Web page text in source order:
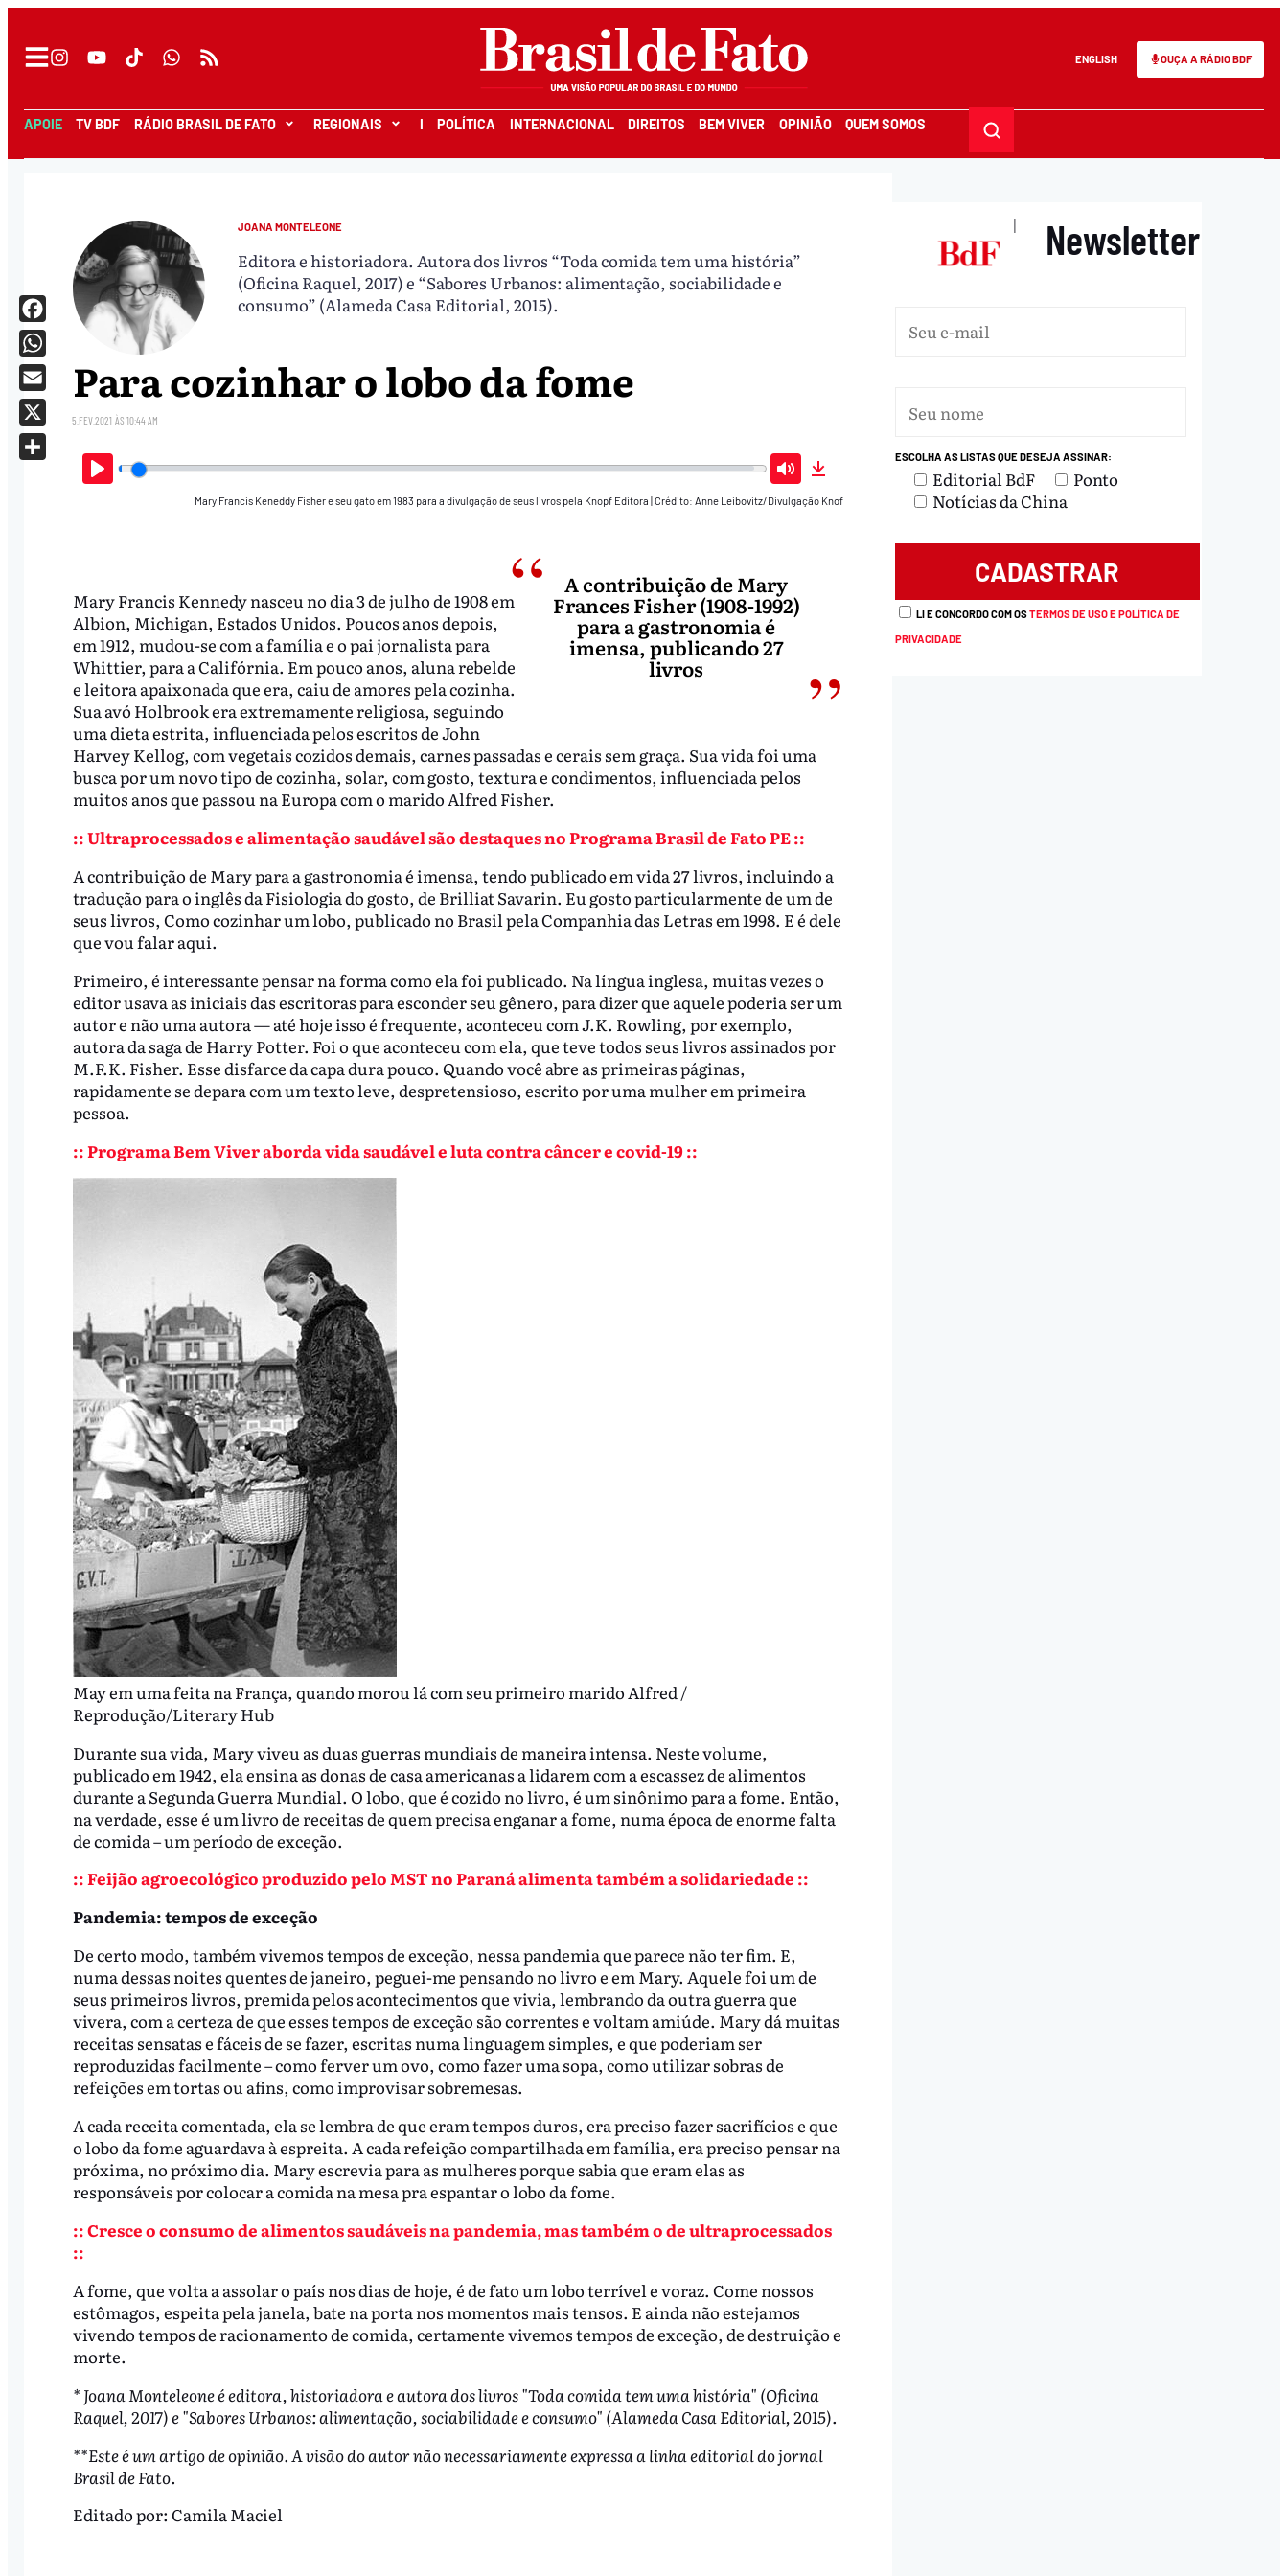
ENGLISH OUÇA A RÁDIO BDF
APOIE TV BDF RÁDIO BRASIL DE FATO REGIONAIS I POLÍTICA INTERNACIONAL DIREITOS BEM VIVER OPINIÃO QUEM SOMOS
JOANA MONTELEONE
Editora e historiadora. Autora dos livros “Toda comida tem uma história”
(Oficina Raquel, 2017) e “Sabores Urbanos: alimentação, sociabilidade e
consumo” (Alameda Casa Editorial, 2015).
Para cozinhar o lobo da fome
5.FEV.2021 ÀS 10:44 AM
Play Mute
Mary Francis Keneddy Fisher e seu gato em 1983 para a divulgação de seus livros pela Knopf Editora|Crédito: Anne Leibovitz/Divulgação Knof
A contribuição de Mary
Frances Fisher (1908-1992)
para a gastronomia é
imensa, publicando 27
livros
Mary Francis Kennedy nasceu no dia 3 de julho de 1908 em
Albion, Michigan, Estados Unidos. Poucos anos depois,
em 1912, mudou-se com a família e o pai jornalista para
Whittier, para a Califórnia. Em pouco anos, aluna rebelde
e leitora apaixonada que era, caiu de amores pela cozinha.
Sua avó Holbrook era extremamente religiosa, seguindo
uma dieta estrita, influenciada pelos escritos de John
Harvey Kellog, com vegetais cozidos demais, carnes passadas e cerais sem graça. Sua vida foi uma
busca por um novo tipo de cozinha, solar, com gosto, textura e condimentos, influenciada pelos
muitos anos que passou na Europa com o marido Alfred Fisher.
:: Ultraprocessados e alimentação saudável são destaques no Programa Brasil de Fato PE ::
A contribuição de Mary para a gastronomia é imensa, tendo publicado em vida 27 livros, incluindo a
tradução para o inglês da Fisiologia do gosto, de Brilliat Savarin. Eu gosto particularmente de um de
seus livros, Como cozinhar um lobo, publicado no Brasil pela Companhia das Letras em 1998. E é dele
que vou falar aqui.
Primeiro, é interessante pensar na forma como ela foi publicado. Na língua inglesa, muitas vezes o
editor usava as iniciais das escritoras para esconder seu gênero, para dizer que aquele poderia ser um
autor e não uma autora — até hoje isso é frequente, aconteceu com J.K. Rowling, por exemplo,
autora da saga de Harry Potter. Foi o que aconteceu com ela, que teve todos seus livros assinados por
M.F.K. Fisher. Esse disfarce da capa dura pouco. Quando você abre as primeiras páginas,
rapidamente se depara com um texto leve, despretensioso, escrito por uma mulher em primeira
pessoa.
:: Programa Bem Viver aborda vida saudável e luta contra câncer e covid-19 ::
May em uma feita na França, quando morou lá com seu primeiro marido Alfred /
Reprodução/Literary Hub
Durante sua vida, Mary viveu as duas guerras mundiais de maneira intensa. Neste volume,
publicado em 1942, ela ensina as donas de casa americanas a lidarem com a escassez de alimentos
durante a Segunda Guerra Mundial. O lobo, que é cozido no livro, é um sinônimo para a fome. Então,
na verdade, esse é um livro de receitas de quem precisa enganar a fome, numa época de enorme falta
de comida – um período de exceção.
:: Feijão agroecológico produzido pelo MST no Paraná alimenta também a solidariedade ::
Pandemia: tempos de exceção
De certo modo, também vivemos tempos de exceção, nessa pandemia que parece não ter fim. E,
numa dessas noites quentes de janeiro, peguei-me pensando no livro e em Mary. Aquele foi um de
seus primeiros livros, premida pelos acontecimentos que vivia, lembrando da outra guerra que
vivera, com a certeza de que esses tempos de exceção são correntes e voltam amiúde. Mary dá muitas
receitas sensatas e fáceis de se fazer, escritas numa linguagem simples, e que poderiam ser
reproduzidas facilmente – como ferver um ovo, como fazer uma sopa, como utilizar sobras de
refeições em tortas ou afins, como improvisar sobremesas.
A cada receita comentada, ela se lembra de que eram tempos duros, era preciso fazer sacrifícios e que
o lobo da fome aguardava à espreita. A cada refeição compartilhada em família, era preciso pensar na
próxima, no próximo dia. Mary escrevia para as mulheres porque sabia que eram elas as
responsáveis por colocar a comida na mesa pra espantar o lobo da fome.
:: Cresce o consumo de alimentos saudáveis na pandemia, mas também o de ultraprocessados
::
A fome, que volta a assolar o país nos dias de hoje, é de fato um lobo terrível e voraz. Come nossos
estômagos, espeita pela janela, bate na porta nos momentos mais tensos. E ainda não estejamos
vivendo tempos de racionamento de comida, certamente vivemos tempos de exceção, de destruição e
morte.
* Joana Monteleone é editora, historiadora e autora dos livros "Toda comida tem uma história" (Oficina
Raquel, 2017) e "Sabores Urbanos: alimentação, sociabilidade e consumo" (Alameda Casa Editorial, 2015).
**Este é um artigo de opinião. A visão do autor não necessariamente expressa a linha editorial do jornal
Brasil de Fato.
Facebook
WhatsApp
Email
X
Editado por: Camila Maciel
| Newsletter
ESCOLHA AS LISTAS QUE DESEJA ASSINAR:
Editorial BdF
Ponto
Notícias da China
LI E CONCORDO COM OSTERMOS DE USO E POLÍTICA DE
PRIVACIDADE